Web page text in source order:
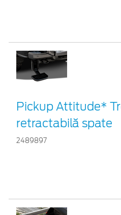
Pickup Attitude*
retractabilă spate
2489897